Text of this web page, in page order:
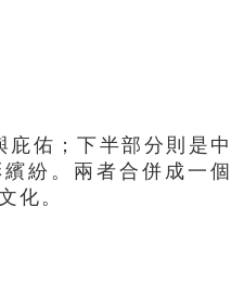
佑；下半部分則是中
紛。兩者合併成一個
化。